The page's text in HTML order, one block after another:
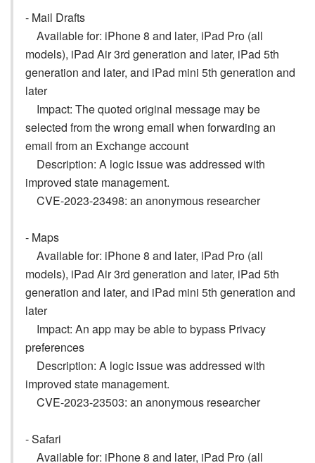
- Mail Drafts
Available for: iPhone 8 and later, iPad Pro (all
models), iPad Air 3rd generation and later, iPad 5th
generation and later, and iPad mini 5th generation and
later
Impact: The quoted original message may be
selected from the wrong email when forwarding an
email from an Exchange account
Description: A logic issue was addressed with
improved state management.
CVE-2023-23498: an anonymous researcher
- Maps
Available for: iPhone 8 and later, iPad Pro (all
models), iPad Air 3rd generation and later, iPad 5th
generation and later, and iPad mini 5th generation and
later
Impact: An app may be able to bypass Privacy
preferences
Description: A logic issue was addressed with
improved state management.
CVE-2023-23503: an anonymous researcher
- Safari
Available for: iPhone 8 and later, iPad Pro (all